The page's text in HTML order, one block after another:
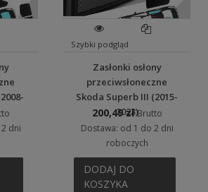
dni
Szybki podgląd
Zasłonki osłony
przeciwsłoneczne
Skoda Superb III (2015-
2023)
200,49 zł Brutto
Dostawa: od 1 do 2 dni
roboczych
DODAJ DO
KOSZYKA